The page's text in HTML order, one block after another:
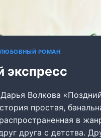
РОМАН
экспресс
Волкова
простая,
в
друга с детства.